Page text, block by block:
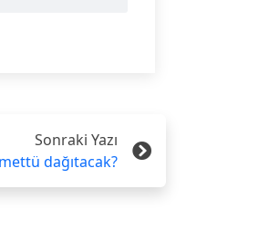
Sonraki Yazı
dağıtacak?